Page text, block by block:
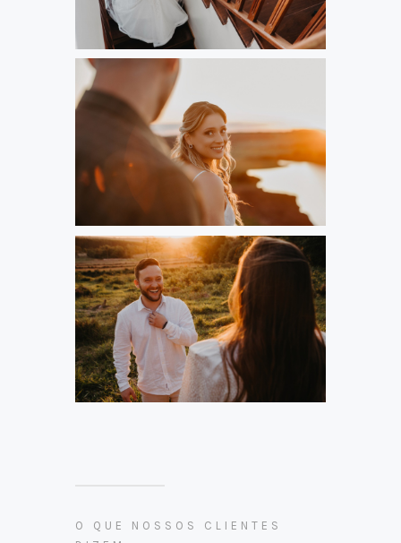
O QUE NOSSOS CLIENTES